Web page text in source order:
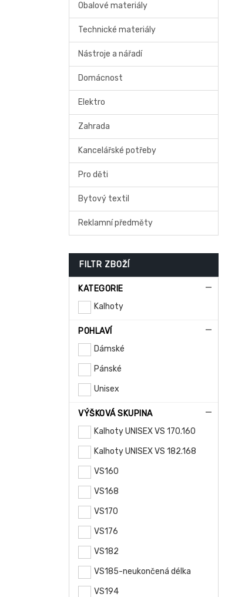
Obalové materiály
Technické materiály
Nástroje a nářadí
Domácnost
Elektro
Zahrada
Kancelářské potřeby
Pro děti
Bytový textil
Reklamní předměty
FILTR ZBOŽÍ
KATEGORIE
Kalhoty
POHLAVÍ
Dámské
Pánské
Unisex
VÝŠKOVÁ SKUPINA
Kalhoty UNISEX VS 170.160
Kalhoty UNISEX VS 182.168
VS160
VS168
VS170
VS176
VS182
VS185-neukončená délka
VS194